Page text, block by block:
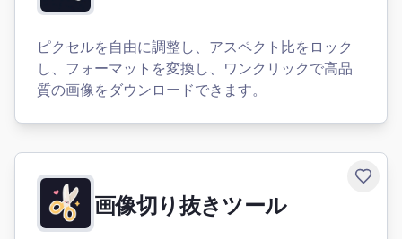
ピクセルを自由に調整し、アスペクト比をロック
し、フォーマットを変換し、ワンクリックで高品
質の画像をダウンロードできます。
画像切り抜きツール